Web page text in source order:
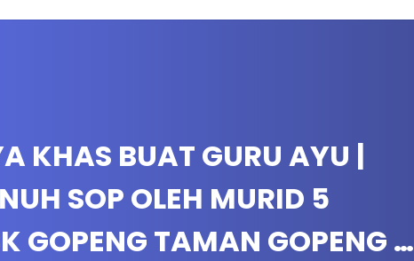
KHAS BUAT GURU AYU |
SOP OLEH MURID 5
GOPENG TAMAN GOPENG …